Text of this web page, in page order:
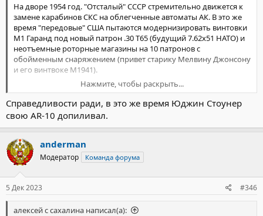
На дворе 1954 год. "Отсталый" СССР стремительно движется к
замене карабинов СКС на облегченные автоматы АК. В это же
время "передовые" США пытаются модернизировать винтовки
М1 Гаранд под новый патрон .30 Т65 (будущий 7.62х51 НАТО) и
неотъемные роторные магазины на 10 патронов с
обойменным снаряжением (привет старику Мелвину Джонсону
и его винтвоке М1941).
https://vk.com/modernfirearms?w=wall-198690401_38921
Нажмите, чтобы раскрыть...
Справедливости ради, в это же время Юджин Стоунер
свою AR-10 допиливал.
anderman
Модератор Команда форума
5 Дек 2023 #346
алексей с сахалина написал(а):